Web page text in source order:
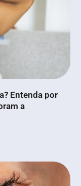
Entenda por
a